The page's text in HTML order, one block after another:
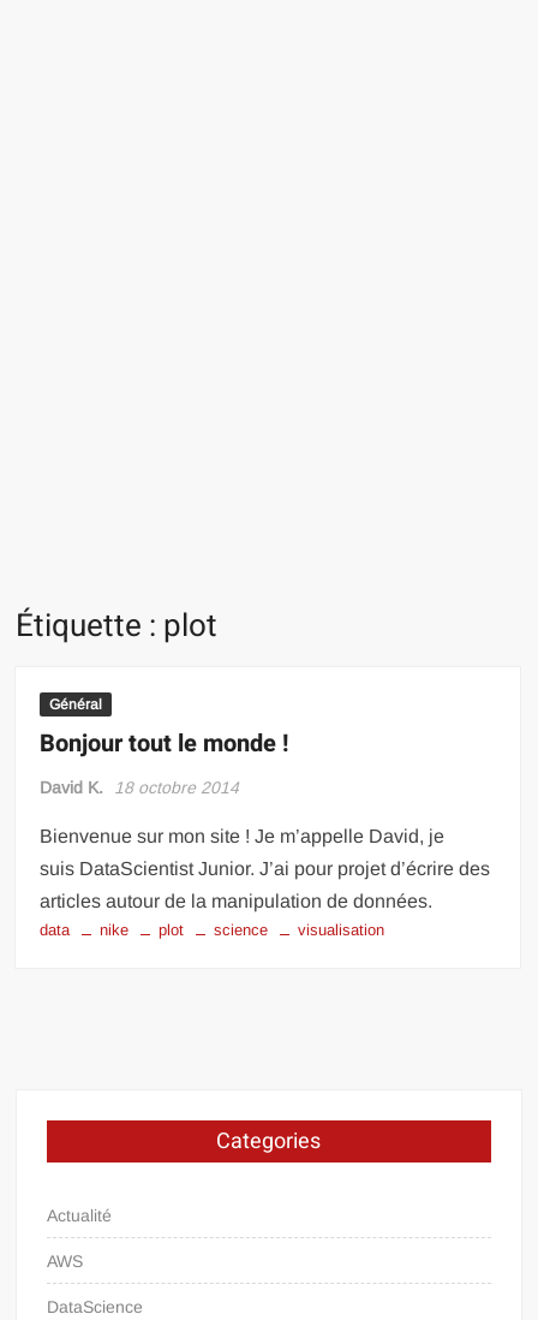
Étiquette : plot
Général
Bonjour tout le monde !
David K. 18 octobre 2014
Bienvenue sur mon site ! Je m’appelle David, je
suis DataScientist Junior. J’ai pour projet d’écrire des
articles autour de la manipulation de données.
data nike plot science visualisation
Categories
Actualité
AWS
DataScience